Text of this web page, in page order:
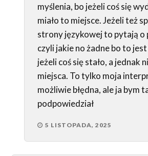
myślenia, bo jeżeli coś się
miało to miejsce. Jeżeli też
strony językowej to pytają
czyli jakie no żadne bo to
jeżeli coś się stało, a jednak
miejsca. To tylko moja
możliwie błędna, ale ja bym
podpowiedział
5 LISTOPADA, 2025